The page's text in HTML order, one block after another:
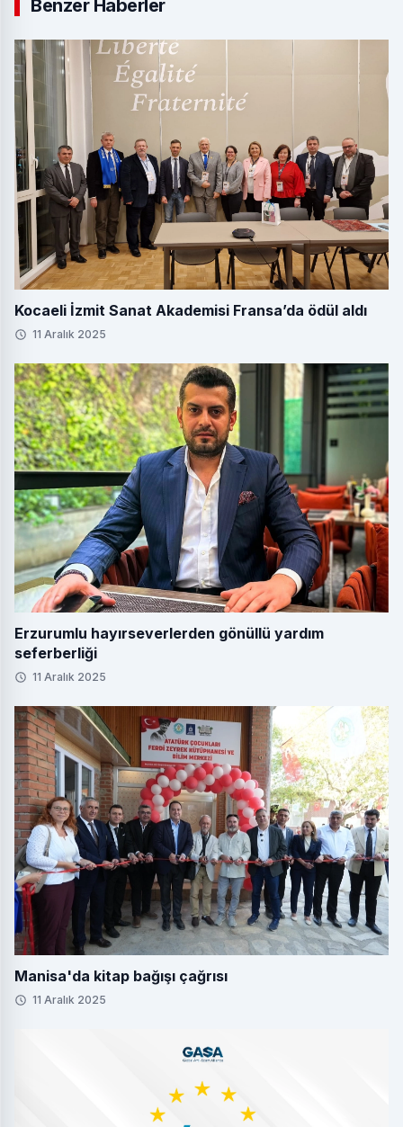
Benzer Haberler
Kocaeli İzmit Sanat Akademisi Fransa’da ödül aldı
11 Aralık 2025
Erzurumlu hayırseverlerden gönüllü yardım
seferberliği
11 Aralık 2025
Manisa'da kitap bağışı çağrısı
11 Aralık 2025